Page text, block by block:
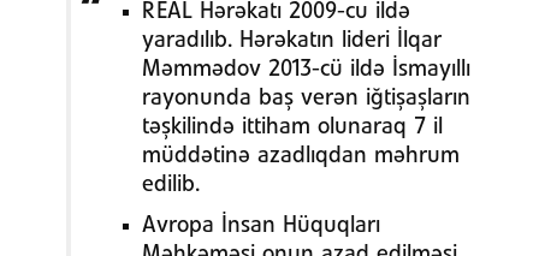
REAL Hərəkatı 2009-cu ildə
yaradılıb. Hərəkatın lideri İlqar
Məmmədov 2013-cü ildə İsmayıllı
rayonunda baş verən iğtişaşların
təşkilində ittiham olunaraq 7 il
müddətinə azadlıqdan məhrum
edilib.
Avropa İnsan Hüquqları